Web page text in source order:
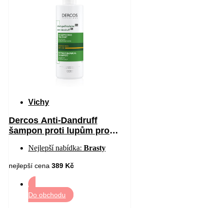
Vichy
Dercos Anti-Dandruff
šampon proti lupům pro
Nejlepší nabídka: Brasty
nejlepší cena 389 Kč
Do obchodu